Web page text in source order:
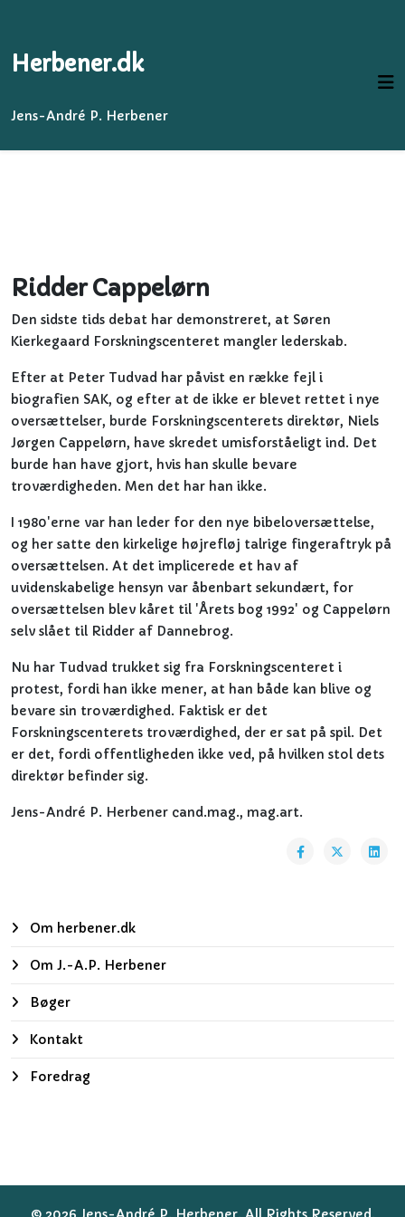
Herbener.dk
Jens-André P. Herbener
Ridder Cappelørn
Den sidste tids debat har demonstreret, at Søren
Kierkegaard Forskningscenteret mangler lederskab.
Efter at Peter Tudvad har påvist en række fejl i
biografien SAK, og efter at de ikke er blevet rettet i nye
oversættelser, burde Forskningscenterets direktør, Niels
Jørgen Cappelørn, have skredet umisforståeligt ind. Det
burde han have gjort, hvis han skulle bevare
troværdigheden. Men det har han ikke.
I 1980'erne var han leder for den nye bibeloversættelse,
og her satte den kirkelige højrefløj talrige fingeraftryk på
oversættelsen. At det implicerede et hav af
uvidenskabelige hensyn var åbenbart sekundært, for
oversættelsen blev kåret til 'Årets bog 1992' og Cappelørn
selv slået til Ridder af Dannebrog.
Nu har Tudvad trukket sig fra Forskningscenteret i
protest, fordi han ikke mener, at han både kan blive og
bevare sin troværdighed. Faktisk er det
Forskningscenterets troværdighed, der er sat på spil. Det
er det, fordi offentligheden ikke ved, på hvilken stol dets
direktør befinder sig.
Jens-André P. Herbener cand.mag., mag.art.
Om herbener.dk
Om J.-A.P. Herbener
Bøger
Kontakt
Foredrag